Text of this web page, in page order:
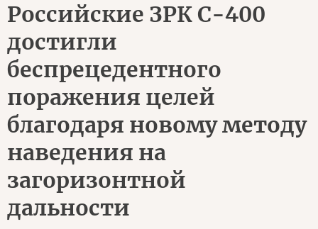
Российские ЗРК С-400
достигли
беспрецедентного
поражения целей
благодаря новому методу
наведения на
загоризонтной
дальности